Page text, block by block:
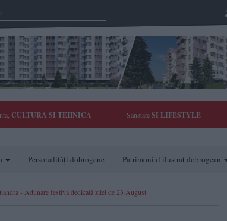
CULTURA SI TEHNICA SanatateSI LIFESTYLE
Personalități dobrogene Patrimoniul ilustrat dobrogean
- Adunare festivă dedicată zilei de 23 August